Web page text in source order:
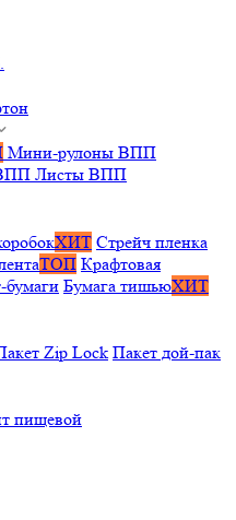
Мини-рулоны ВПП
Листы ВПП
ХИТ Стрейч пленка
ТОП Крафтовая
бумаги Бумага тишьюХИТ
Zip Lock Пакет дой-пак
пищевой